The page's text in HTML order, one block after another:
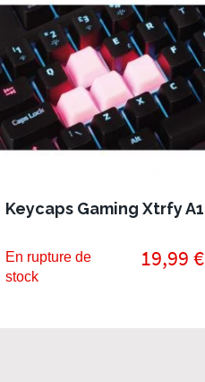
Keycaps Gaming Xtrfy A1
En rupture de
stock
19,99 €